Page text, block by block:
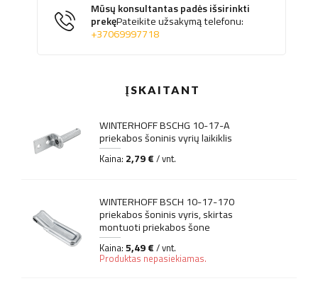
Mūsų konsultantas padės išsirinkti
prekęPateikite užsakymą telefonu:
+37069997718
ĮSKAITANT
WINTERHOFF BSCHG 10-17-A
priekabos šoninis vyrių laikiklis
Kaina: 2,79 € / vnt.
WINTERHOFF BSCH 10-17-170
priekabos šoninis vyris, skirtas
montuoti priekabos šone
Kaina: 5,49 € / vnt.
Produktas nepasiekiamas.